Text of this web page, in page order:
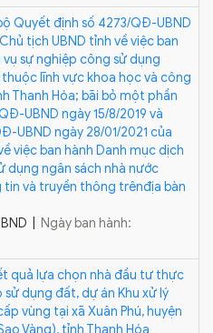
Quyết định số 4273/QĐ-UBND
tịch UBND tỉnh về việc ban
sự nghiệp công sử dụng
lĩnh vực khoa học và công
Thanh Hóa; bãi bỏ một phần
UBND ngày 15/8/2019 và
UBND ngày 28/01/2021 của
việc ban hành Danh mục dịch
dụng ngân sách nhà nước
và truyền thông trênđịa bàn
|
Ngày ban hành:
quả lựa chọn nhà đầu tư thực
dụng đất, dự án Khu xử lý
vùng tại xã Xuân Phú, huyện
Vàng), tỉnh Thanh Hóa